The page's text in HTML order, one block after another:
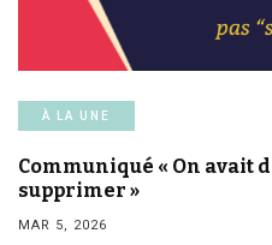
À LA UNE
Communiqué « On avait
supprimer »
MAR 5, 2026